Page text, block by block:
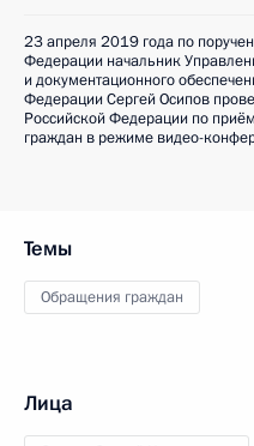
23 апреля 2019 года по
Федерации начальник
и документационного
Федерации Сергей Осипов
Российской Федерации по
граждан в режиме видео-
Темы
Обращения граждан
Лица